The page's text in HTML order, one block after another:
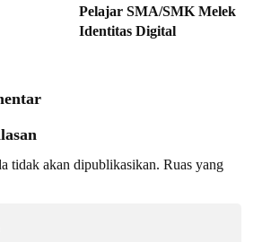
Pelajar SMA/SMK Melek
Identitas Digital
tidak akan dipublikasikan. Ruas yang